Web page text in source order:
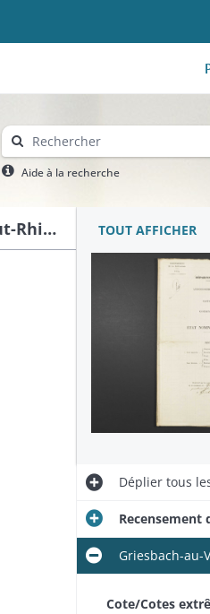
Aide à la recherche
Recensement de la population du Haut-Rhin 1836 TOUT AFFICHER
Dépliertous
Recensement
Griesbach-au-
Cote/Cotes